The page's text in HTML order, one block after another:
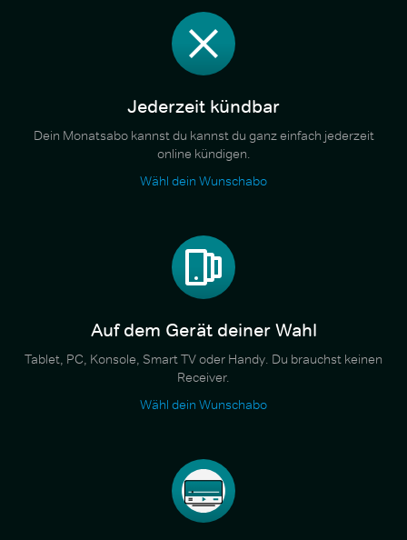
Jederzeit kündbar
Dein Monatsabo kannst du kannst du ganz einfach jederzeit
online kündigen.
Wähl dein Wunschabo
Auf dem Gerät deiner Wahl
Tablet, PC, Konsole, Smart TV oder Handy. Du brauchst keinen
Receiver.
Wähl dein Wunschabo